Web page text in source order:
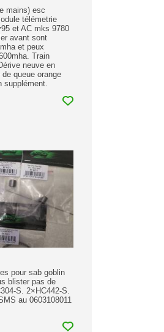
mains) esc
télémetrie
et AC mks 9780
avant sont
et peux
Train
neuve en
queue orange
supplément.
pour sab goblin
blister pas de
S. 2×HC442-S.
au 0603108011